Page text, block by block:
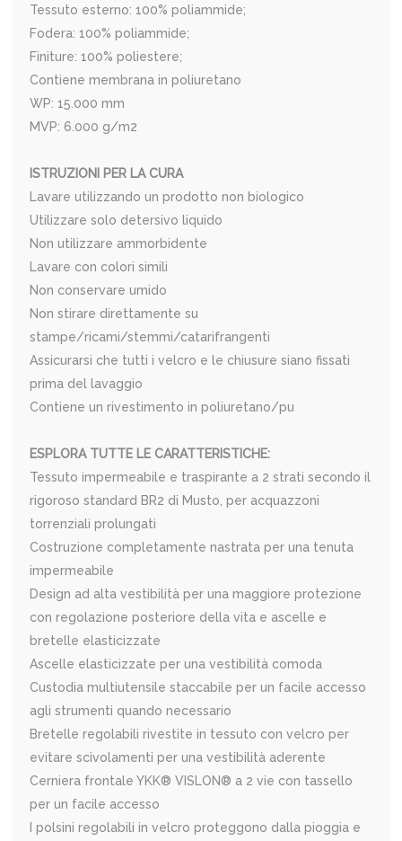
Tessuto esterno: 100% poliammide;
Fodera: 100% poliammide;
Finiture: 100% poliestere;
Contiene membrana in poliuretano
WP: 15.000 mm
MVP: 6.000 g/m2
ISTRUZIONI PER LA CURA
Lavare utilizzando un prodotto non biologico
Utilizzare solo detersivo liquido
Non utilizzare ammorbidente
Lavare con colori simili
Non conservare umido
Non stirare direttamente su
stampe/ricami/stemmi/catarifrangenti
Assicurarsi che tutti i velcro e le chiusure siano fissati
prima del lavaggio
Contiene un rivestimento in poliuretano/pu
ESPLORA TUTTE LE CARATTERISTICHE:
Tessuto impermeabile e traspirante a 2 strati secondo il
rigoroso standard BR2 di Musto, per acquazzoni
torrenziali prolungati
Costruzione completamente nastrata per una tenuta
impermeabile
Design ad alta vestibilità per una maggiore protezione
con regolazione posteriore della vita e ascelle e
bretelle elasticizzate
Ascelle elasticizzate per una vestibilità comoda
Custodia multiutensile staccabile per un facile accesso
agli strumenti quando necessario
Bretelle regolabili rivestite in tessuto con velcro per
evitare scivolamenti per una vestibilità aderente
Cerniera frontale YKK® VISLON® a 2 vie con tassello
per un facile accesso
I polsini regolabili in velcro proteggono dalla pioggia e